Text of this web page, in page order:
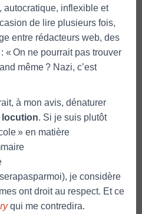
autocratique, inflexible et
de lire plusieurs fois,
entre rédacteurs web, des
« On ne pourrait pas trouver
même ? Nazi, c’est
à mon avis, dénaturer
locution. Si je suis plutôt
» en matière
je considère
ont droit au respect. Et ce
qui me contredira.